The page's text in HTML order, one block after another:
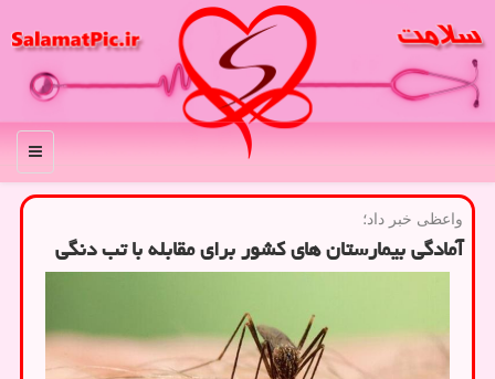
منو
واعظی خبر داد؛
آمادگی بیمارستان های کشور برای مقابله با تب دنگی